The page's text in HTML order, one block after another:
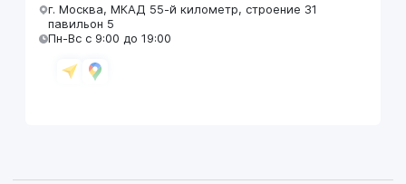
г. Москва, МКАД 55-й километр, строение 31
павильон 5
Пн-Вс с 9:00 до 19:00